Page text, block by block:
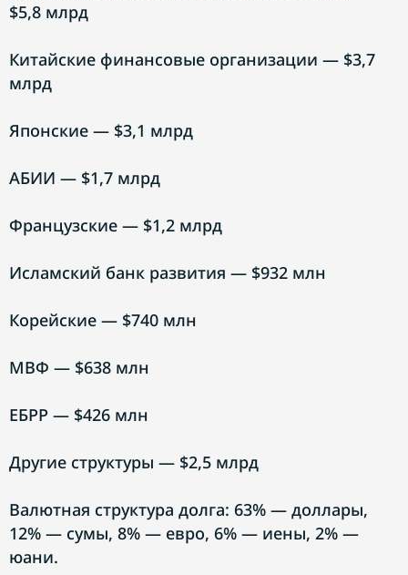
$5,8 млрд
Китайские финансовые организации — $3,7
млрд
Японские — $3,1 млрд
АБИИ — $1,7 млрд
Французские — $1,2 млрд
Исламский банк развития — $932 млн
Корейские — $740 млн
МВФ — $638 млн
ЕБРР — $426 млн
Другие структуры — $2,5 млрд
Валютная структура долга: 63% — доллары,
12% — сумы, 8% — евро, 6% — иены, 2% —
юани.